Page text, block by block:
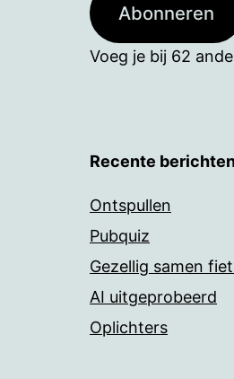
Abonneren
Voeg je bij 62
Recente
Ontspullen
Pubquiz
Gezellig samen
AI uitgeprobeerd
Oplichters